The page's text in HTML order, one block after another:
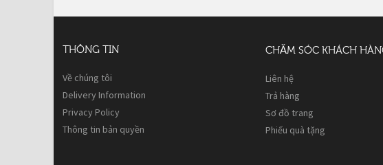
THÔNG TIN
Về chúng tôi
Delivery Information
Privacy Policy
Thông tin bản quyền
CHĂM SÓC KHÁCH
Liên hệ
Trả hàng
Sơ đồ trang
Phiếu quà tặng